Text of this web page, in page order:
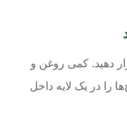
دهید. کمی روغن و
را در یک لایه داخل